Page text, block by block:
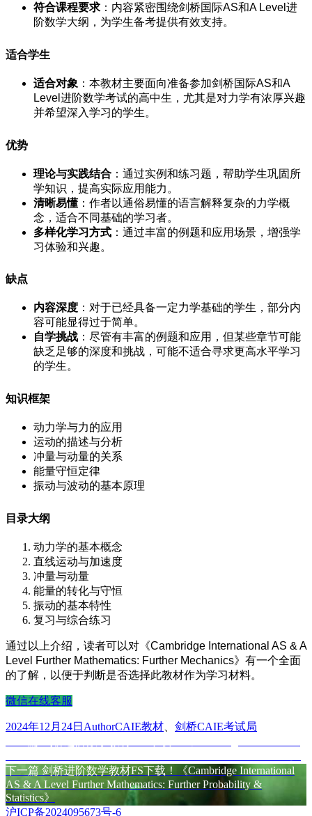
符合课程要求 ：内容紧密围绕剑桥国际AS和A Level进
阶数学大纲，为学生备考提供有效支持。
适合学生
适合对象 ：本教材主要面向准备参加剑桥国际AS和A
Level进阶数学考试的高中生，尤其是对力学有浓厚兴趣
并希望深入学习的学生。
优势
理论与实践结合 ：通过实例和练习题，帮助学生巩固所
学知识，提高实际应用能力。
清晰易懂：作者以通俗易懂的语言解释复杂的力学概
念，适合不同基础的学习者。
多样化学习方式 ：通过丰富的例题和应用场景，增强学
习体验和兴趣。
缺点
内容深度 ：对于已经具备一定力学基础的学生，部分内
容可能显得过于简单。
自学挑战 ：尽管有丰富的例题和应用，但某些章节可能
缺乏足够的深度和挑战，可能不适合寻求更高水平学习
的学生。
知识框架
动力学与力的应用
运动的描述与分析
冲量与动量的关系
能量守恒定律
振动与波动的基本原理
目录大纲
动力学的基本概念
直线运动与加速度
冲量与动量
能量的转化与守恒
振动的基本特性
复习与综合练习
通过以上介绍，读者可以对《Cambridge International AS & A
Level Further Mathematics: Further Mechanics》有一个全面
的了解，以便于判断是否选择此教材作为学习材料。
微信在线客服
发
2024年12月24日 作
Author分
CAIE教材 剑桥CAIE考试局
文
章
导
航
文
章：
下一篇 下
篇
文
章：
剑桥进阶数学教材FS下载！《Cambridge International
AS & A Level Further Mathematics: Further Probability &
Statistics》
沪ICP备2024095673号-6